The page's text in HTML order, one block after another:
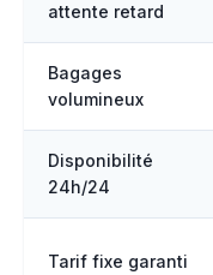
attente retard
Bagages
volumineux
Disponibilité
24h/24
Tarif fixe garanti